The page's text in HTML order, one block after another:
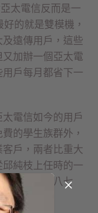
太電信反而是一
的就是雙模機，
遠傳用戶，這些
加辦一個亞太電
戶每月都省下一
電信如今的用戶
的學生族群外，
戶，兩者比重大
純枝上任時的一
一萬、二八七